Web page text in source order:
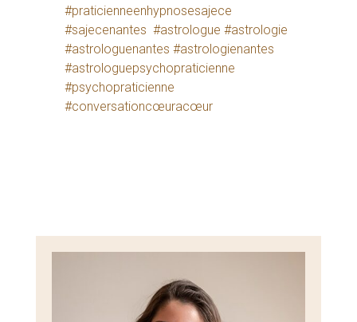
#praticienneenhypnosesajece
#sajecenantes #astrologue #astrologie
#astrologuenantes #astrologienantes
#astrologuepsychopraticienne
#psychopraticienne
#conversationcœuracœur